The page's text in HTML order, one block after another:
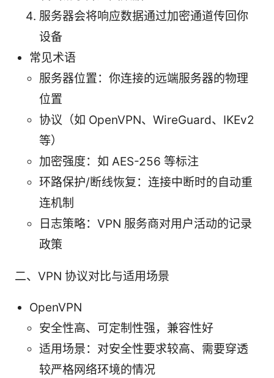
服务器会将响应数据通过加密通道传回你
设备
常见术语
服务器位置：你连接的远端服务器的物理
位置
协议（如 OpenVPN、WireGuard、IKEv2
等）
加密强度：如 AES-256 等标注
环路保护/断线恢复：连接中断时的自动重
连机制
日志策略：VPN 服务商对用户活动的记录
政策
二、VPN 协议对比与适用场景
OpenVPN
安全性高、可定制性强，兼容性好
适用场景：对安全性要求较高、需要穿透
较严格网络环境的情况